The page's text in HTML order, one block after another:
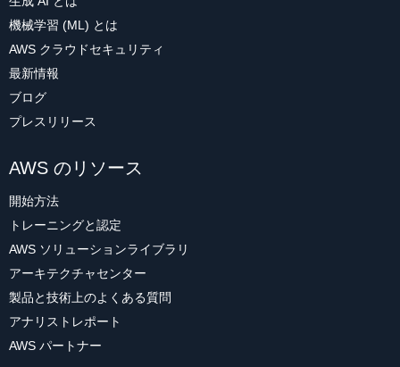
機械学習 (ML) とは
AWS クラウドセキュリティ
最新情報
ブログ
プレスリリース
AWS のリソース
開始方法
トレーニングと認定
AWS ソリューションライブラリ
アーキテクチャセンター
製品と技術上のよくある質問
アナリストレポート
AWS パートナー